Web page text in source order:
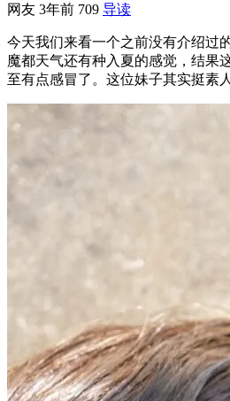
网友 3年前 709 导读
今天我们来看一个之前没有介绍过
魔都天气还有种入夏的感觉，结果
至有点感冒了。这位妹子其实挺素